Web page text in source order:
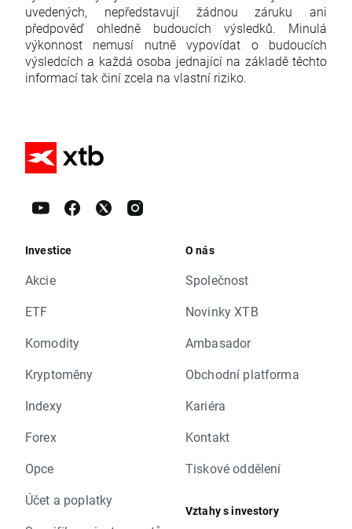
uvedených, nepředstavují žádnou záruku ani
předpověď ohledně budoucích výsledků. Minulá
výkonnost nemusí nutně vypovídat o budoucích
výsledcích a každá osoba jednající na základě těchto
informací tak činí zcela na vlastní riziko.
Investice
Akcie
ETF
Komodity
Kryptoměny
Indexy
Forex
Opce
Účet a poplatky
O nás
Společnost
Novinky XTB
Ambasador
Obchodní platforma
Kariéra
Kontakt
Tiskové oddělení
Vztahy s investory